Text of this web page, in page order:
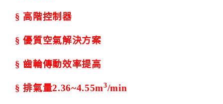
§ 高階控制器
§優質空氣解決方案
§ 齒輪傳動效率提高
§排氣量2.36~4.55m3/min